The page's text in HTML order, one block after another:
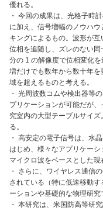
優れる。
・ 今回の成果は、光格子時
に加え、信号増幅のノウハ
キングによるもの。波形が
位相を追随し、ズレのない
分の 1 の解像度で位相変化
増だけでも数年から数十年
域を超えるものと考える。
・ 光周波数コムや検出器等
プリケーションが可能だが
究室内の大型テーブルサイ
る。
・ 高安定の電子信号は、水
はじめ、様々なアプリケー
マイクロ波をベースとした現
・ さらに、ワイヤレス通信
されている（特に低速移動
ーションや基礎的な物理研究
・ 本研究は、米国防高等研